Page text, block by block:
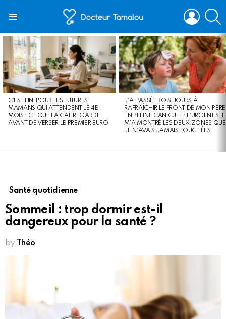
LOGIN
LATEST
STORIES
C’EST FINI POUR LES FUTURES
MAMANS QUI ATTENDENT LE 4E
MOIS : CE QUE LA CAF REGARDE
AVANT DE VERSER LE PREMIER EURO
J’AI PASSÉ TROIS JOURS À
RAFRAÎCHIR LE FRONT DE MON PÈRE
EN PLEINE CANICULE : L’URGENTISTE
M’A MONTRÉ LES DEUX ZONES QUE
JE N’AVAIS JAMAIS TOUCHÉES
Santé quotidienne
Sommeil : trop dormir est-il
dangereux pour la santé ?
by Théo